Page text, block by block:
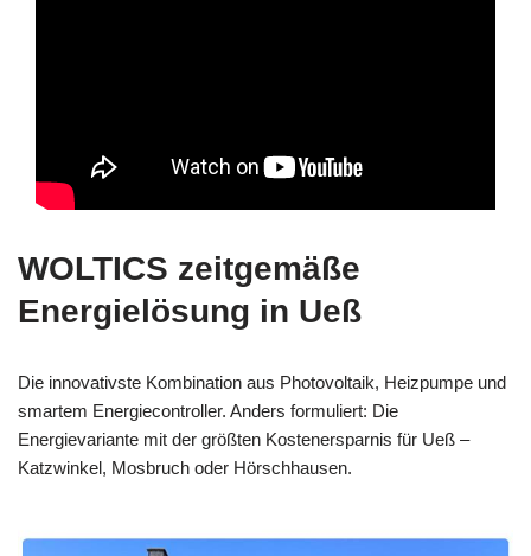
WOLTICS zeitgemäße
Energielösung in Ueß
Die innovativste Kombination aus Photovoltaik, Heizpumpe und
smartem Energiecontroller. Anders formuliert: Die
Energievariante mit der größten Kostenersparnis für Ueß –
Katzwinkel, Mosbruch oder Hörschhausen.